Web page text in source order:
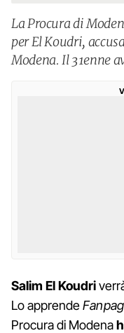
La Procura di
per El Koudri,
Modena. Il 31enne
Salim El Koudri
Lo apprende
Procura di Modena